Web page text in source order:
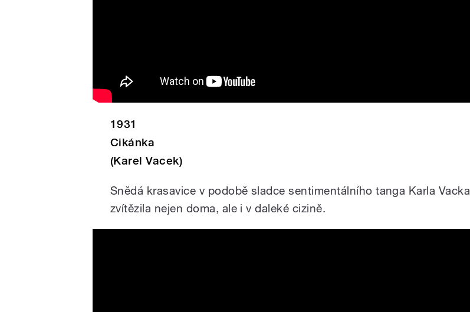
1931
Cikánka
(Karel Vacek)
Snědá krasavice v podobě sladce sentimentálního tanga Karla Vacka
zvítězila nejen doma, ale i v daleké cizině.